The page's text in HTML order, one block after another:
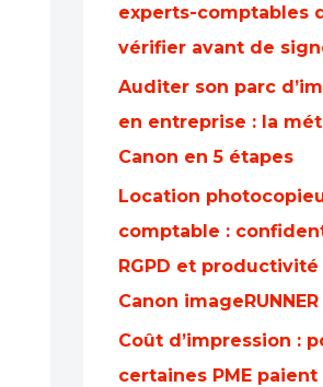
experts-comptables
vérifier avant de
Auditer son parc
en entreprise : la
Canon en 5 étapes
Location
comptable :
RGPD et productivité
Canon imageRUNNER
Coût d’impression :
certaines PME